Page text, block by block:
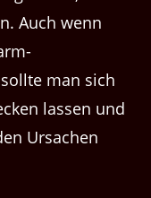
Auch wenn
man sich
lassen und
Ursachen